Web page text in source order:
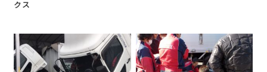
クス